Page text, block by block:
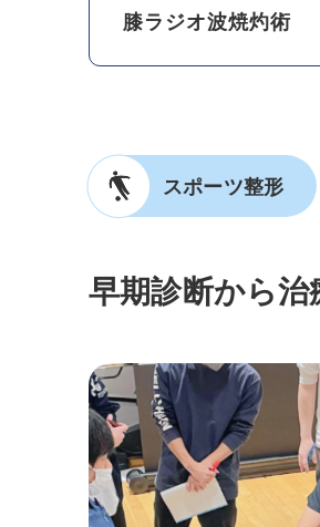
膝ラジオ波焼灼術
スポーツ整形
早期診断から